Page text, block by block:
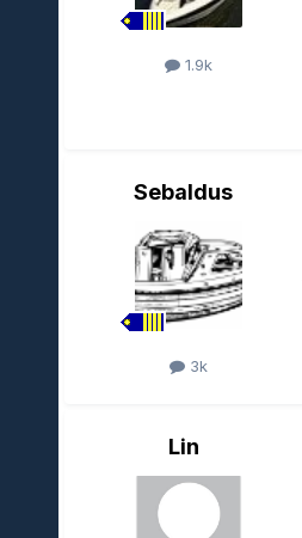
1.9k
Sebaldus
3k
Lin